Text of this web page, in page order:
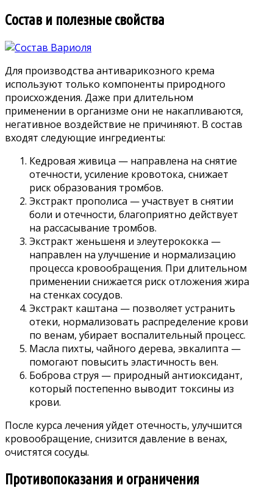
Состав и полезные свойства
Для производства антиварикозного крема
используют только компоненты природного
происхождения. Даже при длительном
применении в организме они не накапливаются,
негативное воздействие не причиняют. В состав
входят следующие ингредиенты:
Кедровая живица — направлена на снятие
отечности, усиление кровотока, снижает
риск образования тромбов.
Экстракт прополиса — участвует в снятии
боли и отечности, благоприятно действует
на рассасывание тромбов.
Экстракт женьшеня и элеутерококка —
направлен на улучшение и нормализацию
процесса кровообращения. При длительном
применении снижается риск отложения жира
на стенках сосудов.
Экстракт каштана — позволяет устранить
отеки, нормализовать распределение крови
по венам, убирает воспалительный процесс.
Масла пихты, чайного дерева, эвкалипта —
помогают повысить эластичность вен.
Боброва струя — природный антиоксидант,
который постепенно выводит токсины из
крови.
После курса лечения уйдет отечность, улучшится
кровообращение, снизится давление в венах,
очистятся сосуды.
Противопоказания и ограничения